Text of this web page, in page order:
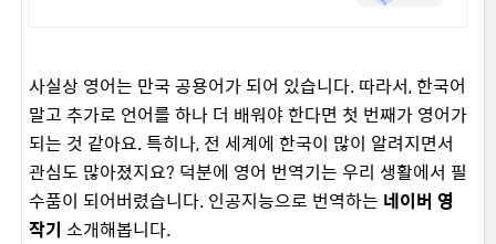
사실상 영어는 만국 공용어가 되어 있습니다. 따라서, 한국어
말고 추가로 언어를 하나 더 배워야 한다면 첫 번째가 영어가
되는 것 같아요. 특히나, 전 세계에 한국이 많이 알려지면서
관심도 많아졌지요? 덕분에 영어 번역기는 우리 생활에서 필
수품이 되어버렸습니다. 인공지능으로 번역하는 네이버 영
작기 소개해봅니다.